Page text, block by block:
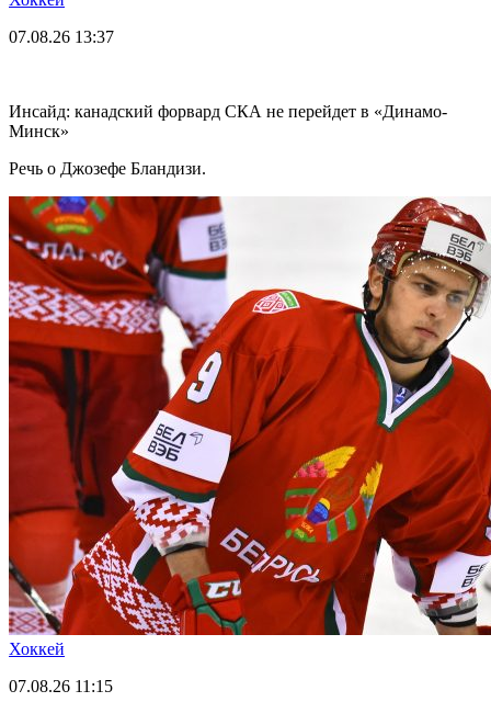
07.08.26 13:37
Инсайд: канадский форвард СКА не перейдет в «Динамо-
Минск»
Речь о Джозефе Бландизи.
Хоккей
07.08.26 11:15